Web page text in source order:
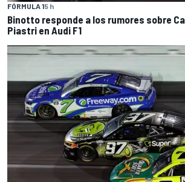
FÓRMULA 15 h
Binotto responde a los rumores sobre
Piastri en Audi F1